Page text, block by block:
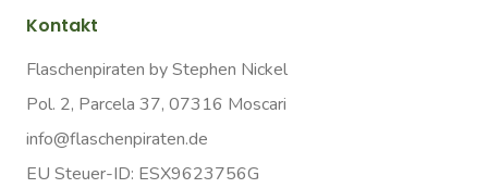
Kontakt
Flaschenpiraten by Stephen Nickel
Pol. 2, Parcela 37, 07316 Moscari
info@flaschenpiraten.de
EU Steuer-ID: ESX9623756G